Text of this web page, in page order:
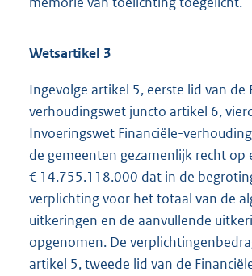
Wetsartikel 3
Ingevolge artikel 5, eerste lid van de
verhoudingswet juncto artikel 6,
Invoeringswet Financiële-
de gemeenten gezamenlijk recht op
€ 14.755.118.000 dat in de
verplichting voor het totaal van de
uitkeringen en de aanvullende
opgenomen. De
artikel 5, tweede lid van de